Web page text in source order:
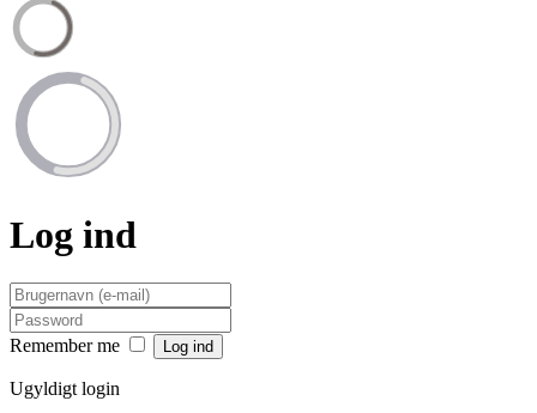
Log ind
Remember me
Ugyldigt login